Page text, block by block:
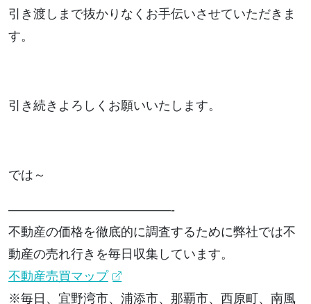
引き渡しまで抜かりなくお手伝いさせていただきま
す。
引き続きよろしくお願いいたします。
では～
—————————————-
不動産の価格を徹底的に調査するために弊社では不
動産の売れ行きを毎日収集しています。
不動産売買マップ
※毎日、宜野湾市、浦添市、那覇市、西原町、南風